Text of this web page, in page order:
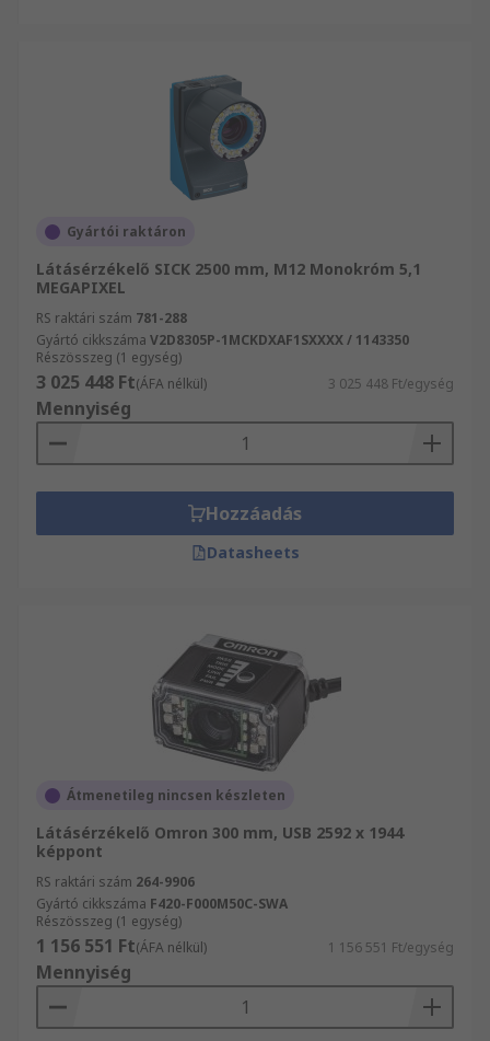
Gyártói raktáron
Látásérzékelő SICK 2500 mm, M12 Monokróm 5,1
MEGAPIXEL
RS raktári szám 781-288
Gyártó cikkszáma V2D8305P-1MCKDXAF1SXXXX / 1143350
Részösszeg (1 egység)
3 025 448 Ft(ÁFA nélkül) 3 025 448 Ft/egység
Mennyiség
Hozzáadás
Datasheets
Átmenetileg nincsen készleten
Látásérzékelő Omron 300 mm, USB 2592 x 1944
képpont
RS raktári szám 264-9906
Gyártó cikkszáma F420-F000M50C-SWA
Részösszeg (1 egység)
1 156 551 Ft(ÁFA nélkül) 1 156 551 Ft/egység
Mennyiség